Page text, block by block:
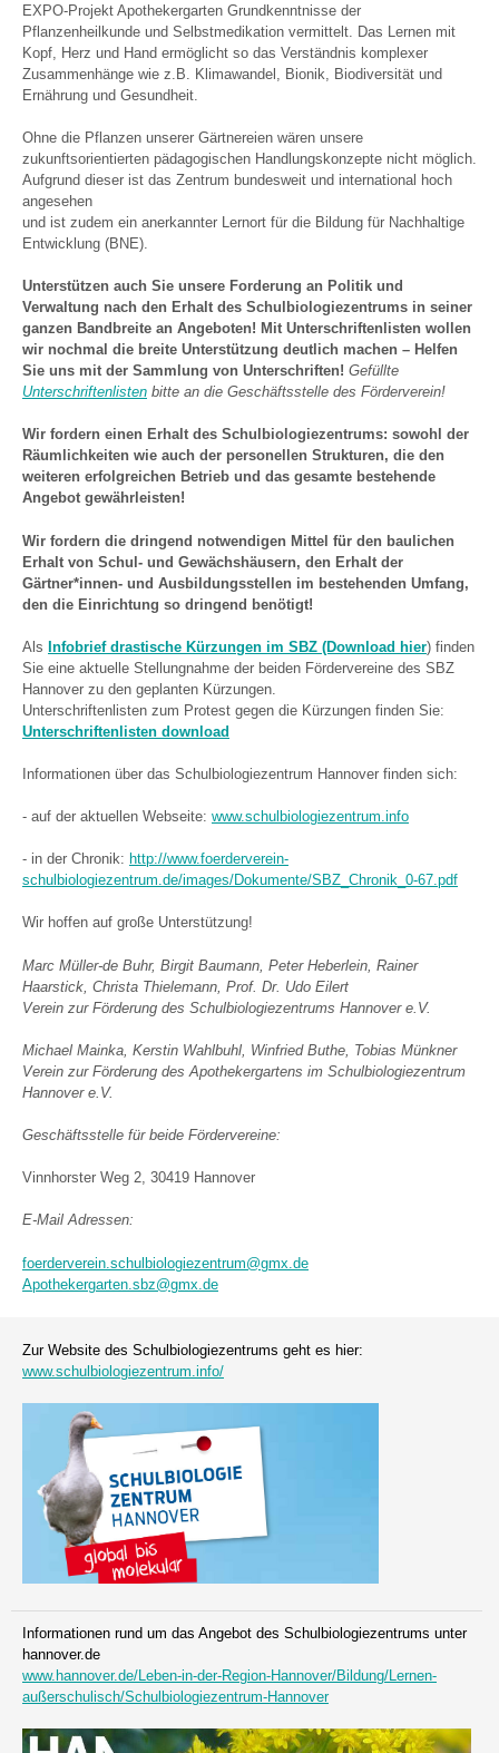
EXPO-Projekt Apothekergarten Grundkenntnisse der
Pflanzenheilkunde und Selbstmedikation vermittelt. Das Lernen mit
Kopf, Herz und Hand ermöglicht so das Verständnis komplexer
Zusammenhänge wie z.B. Klimawandel, Bionik, Biodiversität und
Ernährung und Gesundheit.
Ohne die Pflanzen unserer Gärtnereien wären unsere
zukunftsorientierten pädagogischen Handlungskonzepte nicht möglich.
Aufgrund dieser ist das Zentrum bundesweit und international hoch
angesehen
und ist zudem ein anerkannter Lernort für die Bildung für Nachhaltige
Entwicklung (BNE).
Unterstützen auch Sie unsere Forderung an Politik und
Verwaltung nach den Erhalt des Schulbiologiezentrums in seiner
ganzen Bandbreite an Angeboten! Mit Unterschriftenlisten wollen
wir nochmal die breite Unterstützung deutlich machen – Helfen
Sie uns mit der Sammlung von Unterschriften! Gefüllte
Unterschriftenlisten bitte an die Geschäftsstelle des Förderverein!
Wir fordern einen Erhalt des Schulbiologiezentrums: sowohl der
Räumlichkeiten wie auch der personellen Strukturen, die den
weiteren erfolgreichen Betrieb und das gesamte bestehende
Angebot gewährleisten!
Wir fordern die dringend notwendigen Mittel für den baulichen
Erhalt von Schul- und Gewächshäusern, den Erhalt der
Gärtner*innen- und Ausbildungsstellen im bestehenden Umfang,
den die Einrichtung so dringend benötigt!
Als Infobrief drastische Kürzungen im SBZ (Download hier) finden
Sie eine aktuelle Stellungnahme der beiden Fördervereine des SBZ
Hannover zu den geplanten Kürzungen.
Unterschriftenlisten zum Protest gegen die Kürzungen finden Sie:
Unterschriftenlisten download
Informationen über das Schulbiologiezentrum Hannover finden sich:
- auf der aktuellen Webseite: www.schulbiologiezentrum.info
- in der Chronik: http://www.foerderverein-
schulbiologiezentrum.de/images/Dokumente/SBZ_Chronik_0-67.pdf
Wir hoffen auf große Unterstützung!
Marc Müller-de Buhr, Birgit Baumann, Peter Heberlein, Rainer
Haarstick, Christa Thielemann, Prof. Dr. Udo Eilert
Verein zur Förderung des Schulbiologiezentrums Hannover e.V.
Michael Mainka, Kerstin Wahlbuhl, Winfried Buthe, Tobias Münkner
Verein zur Förderung des Apothekergartens im Schulbiologiezentrum
Hannover e.V.
Geschäftsstelle für beide Fördervereine:
Vinnhorster Weg 2, 30419 Hannover
E-Mail Adressen:
foerderverein.schulbiologiezentrum@gmx.de
Apothekergarten.sbz@gmx.de
Zur Website des Schulbiologiezentrums geht es hier:
www.schulbiologiezentrum.info/
Informationen rund um das Angebot des Schulbiologiezentrums unter
hannover.de
www.hannover.de/Leben-in-der-Region-Hannover/Bildung/Lernen-
außerschulisch/Schulbiologiezentrum-Hannover